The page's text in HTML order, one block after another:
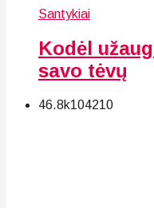
Santykiai
Kodėl
savo tėvų
46.8k104210